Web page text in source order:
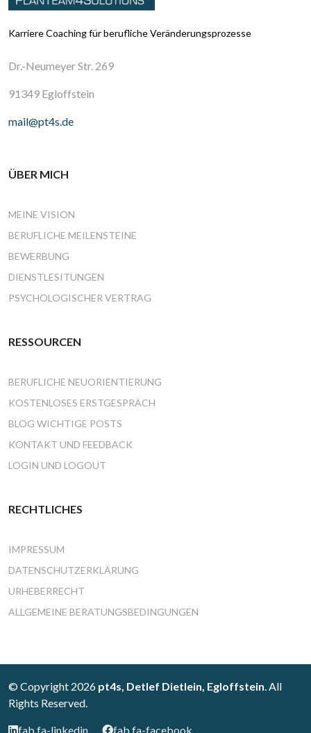
Karriere Coaching für berufliche Veränderungsprozesse
Dr.-Neumeyer Str. 269
91349 Egloffstein
mail@pt4s.de
ÜBER MICH
MEINE VISION
BERUFLICHE MEILENSTEINE
BEWERBUNG
DIENSTLESITUNGEN
PSYCHOLOGISCHER VERTRAG
RESSOURCEN
BERUFLICHE NEUORIENTIERUNG
KOSTENLOSES ERSTGESPRÄCH
BLOG WICHTIGE POSTS
KONTAKT UND FEEDBACK
LOGIN UND LOGOUT
RECHTLICHES
IMPRESSUM
DATENSCHUTZERKLÄRUNG
URHEBERRECHT
ALLGEMEINE BERATUNGSBEDINGUNGEN
© Copyright 2026 pt4s, Detlef Dietlein, Egloffstein. All
Rights Reserved.
fab fa-linkedin fab fa-facebook